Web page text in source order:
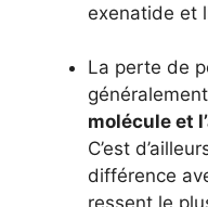
exenatide et
La perte de
molécule et
C’est
différence
ressent le